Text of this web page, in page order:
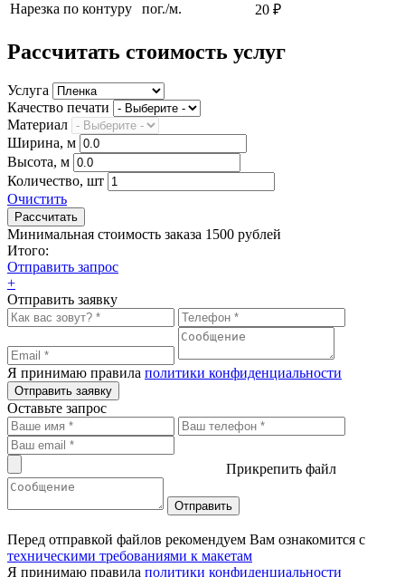
Нарезка по контуру
пог./м. 20 ₽
Рассчитать стоимость услуг
Услуга
Качество печати
Материал
Ширина, м
Высота, м
Количество, шт
Очистить
Минимальная стоимость заказа 1500 рублей
Итого:
Отправить запрос
+
Отправить заявку
Я принимаю правила политики конфиденциальности
Отправить заявку
Оставьте запрос
Прикрепить файл
Перед отправкой файлов рекомендуем Вам ознакомится с
техническими требованиями к макетам
Я принимаю правила политики конфиденциальности